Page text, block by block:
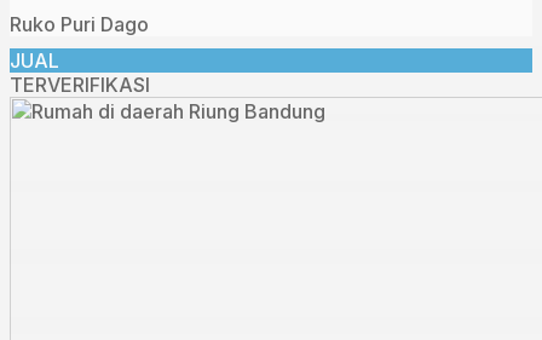
Ruko Puri Dago
JUAL
TERVERIFIKASI